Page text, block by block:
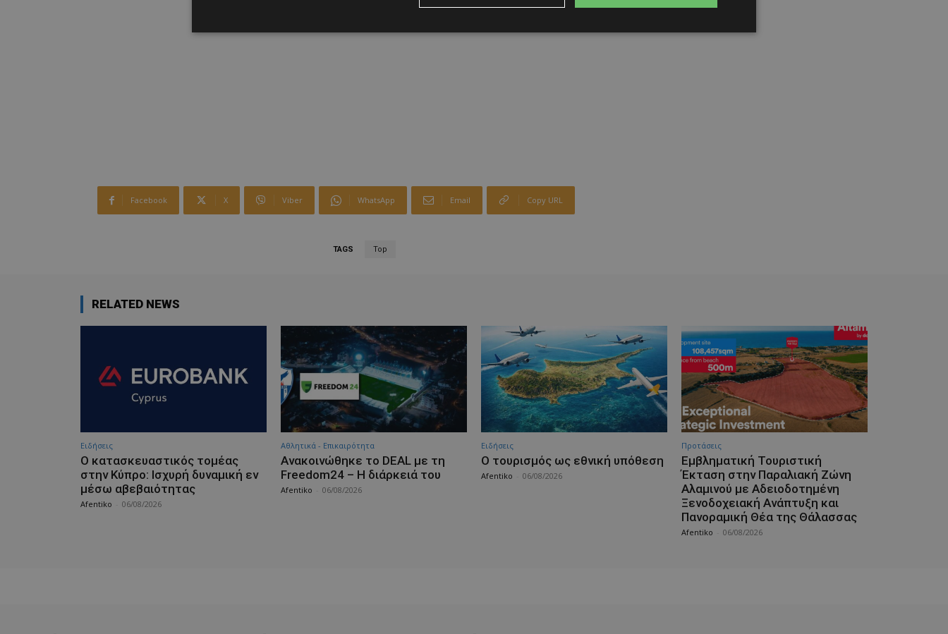
Facebook X Viber WhatsApp Email Copy URL
TAGS Top
RELATED NEWS
Ειδήσεις
Ο κατασκευαστικός τομέας
στην Κύπρο: Ισχυρή δυναμική εν
μέσω αβεβαιότητας
Afentiko 06/08/2026
Αθλητικά - Επικαιρότητα
Ανακοινώθηκε το DEAL με τη
Freedom24 – Η διάρκειά του
Afentiko 06/08/2026
Ειδήσεις
Ο τουρισμός ως εθνική υπόθεση
Afentiko 06/08/2026
Προτάσεις
Εμβληματική Τουριστική
Έκταση στην Παραλιακή Ζώνη
Αλαμινού με Αδειοδοτημένη
Ξενοδοχειακή Ανάπτυξη και
Πανοραμική Θέα της Θάλασσας
Afentiko 06/08/2026